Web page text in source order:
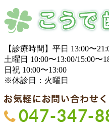
【診療時間】平日 13:00〜
土曜日 10:00〜13:00/15:00〜
日祝 10:00〜13:00
※休診日：火曜日